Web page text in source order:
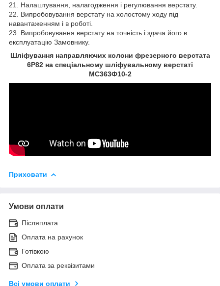
21. Налаштування, налагодження і регулювання верстату.
22. Випробовування верстату на холостому ходу під
навантаженням і в роботі.
23. Випробовування верстату на точність і здача його в
експлуатацію Замовнику.
Шліфування направляючих колони фрезерного верстата
6Р82 на спеціальному шліфувальному верстаті
МС363Ф10-2
Приховати
Умови оплати
Післяплата
Оплата на рахунок
Готівкою
Оплата за реквізитами
Всі умови оплати